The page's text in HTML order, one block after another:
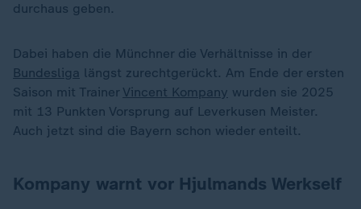
durchaus geben.
Dabei haben die Münchner die Verhältnisse in der
Bundesliga längst zurechtgerückt. Am Ende der ersten
Saison mit Trainer Vincent Kompany wurden sie 2025
mit 13 Punkten Vorsprung auf Leverkusen Meister.
Auch jetzt sind die Bayern schon wieder enteilt.
Kompany warnt vor Hjulmands Werkself